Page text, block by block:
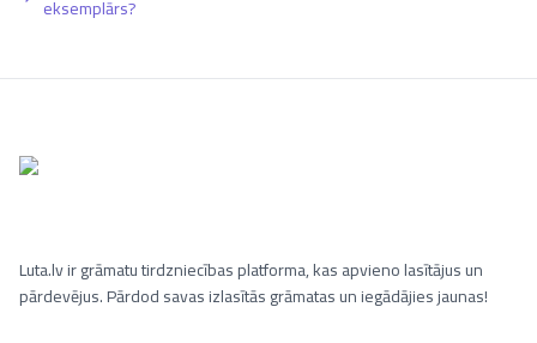
eksemplārs?
Luta.lv ir grāmatu tirdzniecības platforma, kas apvieno lasītājus un
pārdevējus. Pārdod savas izlasītās grāmatas un iegādājies jaunas!